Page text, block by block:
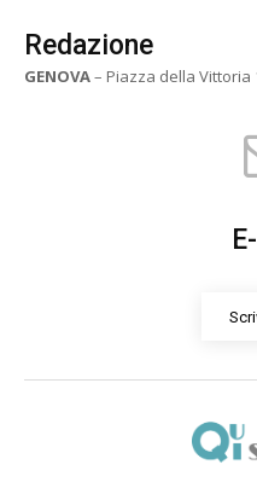
Redazione
GENOVA– Piazza della Vittoria